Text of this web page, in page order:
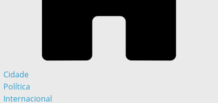
Cidade
Política
Internacional